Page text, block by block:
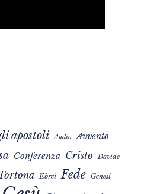
apostoli Audio Avvento
Conferenza Cristo Davide
Ebrei Fede Genesi